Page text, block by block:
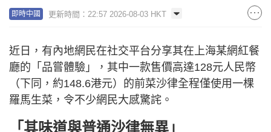
即時中國 更新時間：22:57 2026-08-03 HKT
近日，有內地網民在社交平台分享其在上海某網紅餐
廳的「品嘗體驗」，其中一款售價高達128元人民幣
（下同，約148.6港元）的前菜沙律全程僅使用一棵
羅馬生菜，令不少網民大感驚詫。
「其味道與普通沙律無異」